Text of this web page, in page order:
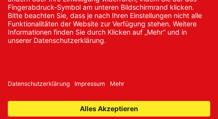
Sendung verfolgen
© 2024 Promed Vertriebsgesellschaft mbH | Alle Rechte
* Alle Preise zzgl. gesetzlicher Mehrwertsteuer